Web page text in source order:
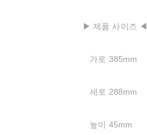
▶ 제품 사이즈 ◀
가로 385mm
세로 288mm
높이 45mm